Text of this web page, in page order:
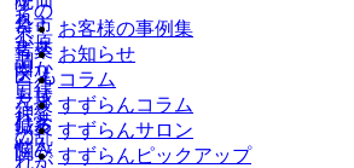
お客様の事例集
お知らせ
コラム
すずらんコラム
すずらんサロン
すずらんピックアップ